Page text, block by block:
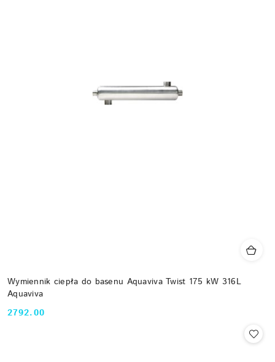
Wymiennik ciepła do basenu Aquaviva Twist 175 kW 316L
Aquaviva
Cena:
2792.00